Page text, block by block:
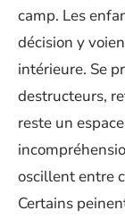
camp. Les
décision y
intérieure. Se
destructeurs,
reste un
oscillent entre
Certains